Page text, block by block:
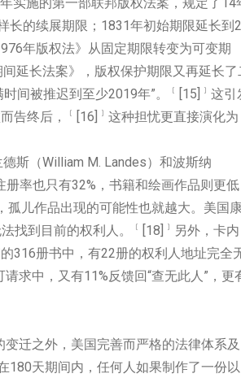
长的续展期限；1831年初始期限延长到
年版权法》从固定期限转变为可变期
延长法案》，版权保护期限又再延长了
间被推迟到至少2019年”。 ﹝ [15] ﹞ 这引
告终后，
﹝ [16] ﹞ 这种担忧更直接演化为
斯（William M. Landes）和波斯纳
册率也只有32%，书籍和绘画作品则更低
孤儿作品出现的可能性也就越大。美国
找到目前的权利人。
﹝ [18] ﹞ 另外，卡内
316册书中，有22册的权利人地址完全
求中，又有11%反馈回“查无此人”，更
迁之外，美国完善而严格的法律体系及
180天期间内，任何人如果制作了一份以